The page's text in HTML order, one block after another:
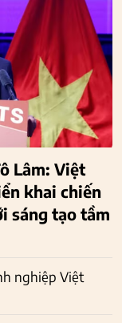
Lâm: Việt
khai chiến
sáng tạo tầm
nghiệp Việt